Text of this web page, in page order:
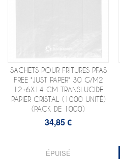
SACHETS POUR FRITURES PFAS
FREE "JUST PAPER" 30 G/M2
12+6X14 CM TRANSLUCIDE
PAPIER CRISTAL (1000 UNITÉ)
(PACK DE 1000)
34,85 €
ÉPUISÉ